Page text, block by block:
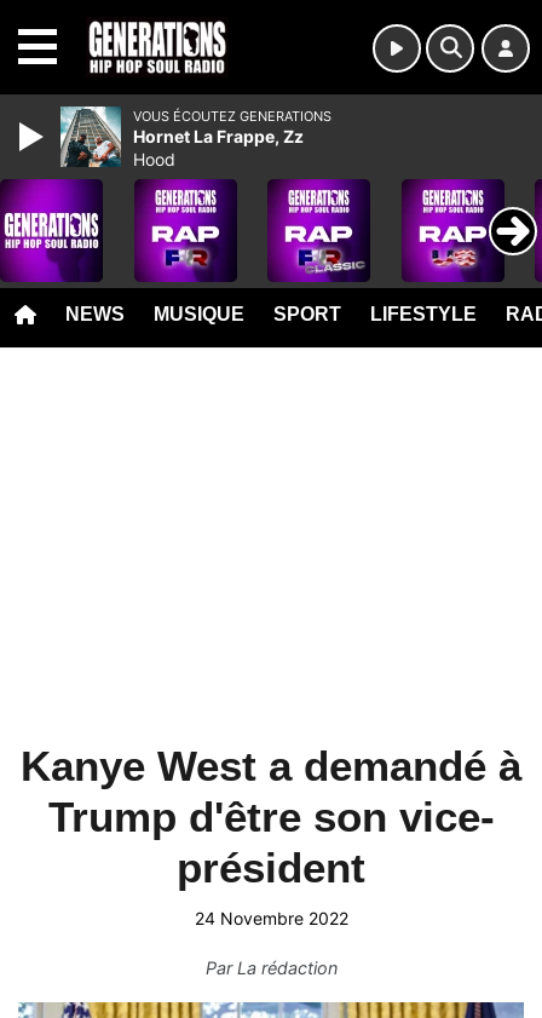
NEWS MUSIQUE SPORT LIFESTYLE
Kanye West a demandé à
Trump d'être son vice-
président
24 Novembre 2022
ParLa rédaction
VOUS ÉCOUTEZ GENERATIONS
Hornet La Frappe, Zz
Hood